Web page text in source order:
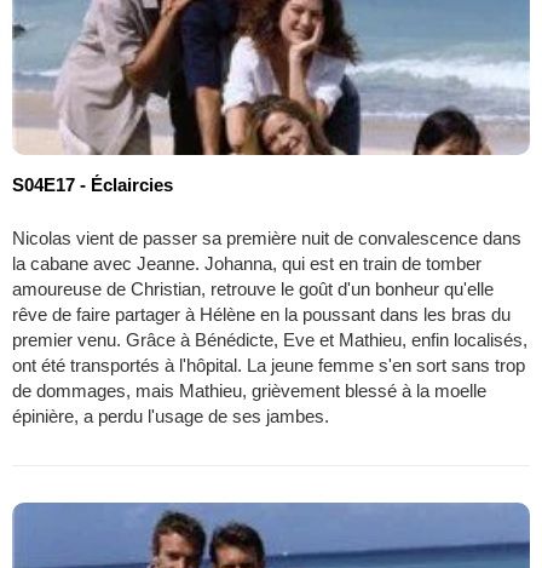
S04E17 - Éclaircies
Nicolas vient de passer sa première nuit de convalescence dans
la cabane avec Jeanne. Johanna, qui est en train de tomber
amoureuse de Christian, retrouve le goût d'un bonheur qu'elle
rêve de faire partager à Hélène en la poussant dans les bras du
premier venu. Grâce à Bénédicte, Eve et Mathieu, enfin localisés,
ont été transportés à l'hôpital. La jeune femme s'en sort sans trop
de dommages, mais Mathieu, grièvement blessé à la moelle
épinière, a perdu l'usage de ses jambes.